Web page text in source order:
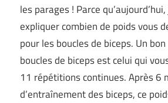
les parages ! Parce
expliquer combien de poids vous
pour les boucles de biceps. Un
boucles de biceps est celui qui
11 répétitions continues. Après 6
d’entraînement des biceps, ce